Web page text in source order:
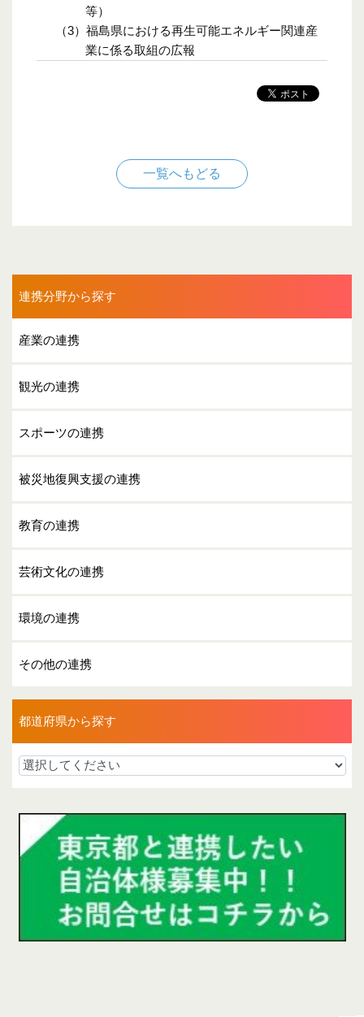
等）
（3）福島県における再生可能エネルギー関連産
業に係る取組の広報
一覧へもどる
連携分野から探す
産業の連携
観光の連携
スポーツの連携
被災地復興支援の連携
教育の連携
芸術文化の連携
環境の連携
その他の連携
都道府県から探す